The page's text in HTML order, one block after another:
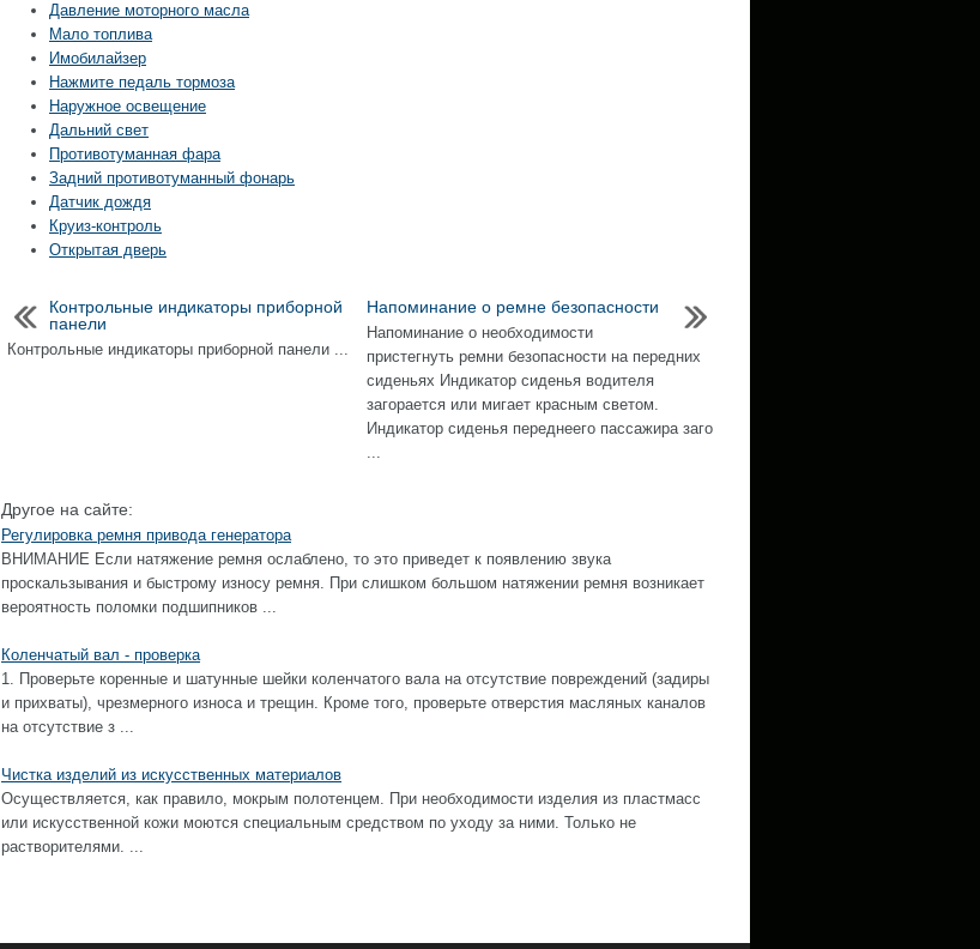
Давление моторного масла
Мало топлива
Имобилайзер
Нажмите педаль тормоза
Наружное освещение
Дальний свет
Противотуманная фара
Задний противотуманный фонарь
Датчик дождя
Круиз-контроль
Открытая дверь
Контрольные индикаторы приборной
панели
Контрольные индикаторы приборной панели ...
Напоминание о ремне безопасности
Напоминание о необходимости
пристегнуть ремни безопасности на передних
сиденьях Индикатор сиденья водителя
загорается или мигает красным светом.
Индикатор сиденья переднeeго пассажира заго
...
Другое на сайте:
Регулировка ремня привода генератора
ВНИМАНИЕ Если натяжение ремня ослаблено, то это приведет к появлению звука
проскальзывания и быстрому износу ремня. При слишком большом натяжении ремня возникает
вероятность поломки подшипников ...
Коленчатый вал - проверка
1. Проверьте коренные и шатунные шейки коленчатого вала на отсутствие повреждений (задиры
и прихваты), чрезмерного износа и трещин. Кроме того, проверьте отверстия масляных каналов
на отсутствие з ...
Чистка изделий из искусственных материалов
Осуществляется, как правило, мокрым полотенцем. При необходимости изделия из пластмасс
или искусственной кожи моются специальным средством по уходу за ними. Только не
растворителями. ...